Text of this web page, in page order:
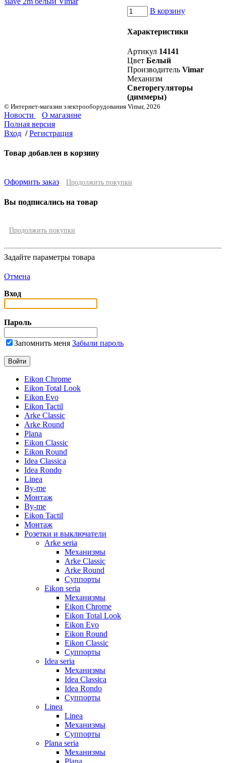
В корзину
Характеристики
Артикул 14141
Цвет Белый
Производитель Vimar
Механизм
Светорегуляторы
(диммеры)
© Интернет-магазин электрооборудования Vimar, 2026
Новости
О магазине
Полная версия
Вход / Регистрация
Товар добавлен в корзину
Оформить заказ Продолжить покупки
Вы подписались на товар
Продолжить покупки
Задайте параметры товара
Отмена
Вход
Пароль
Запомнить меня Забыли пароль
Eikon Chrome
Eikon Total Look
Eikon Evo
Eikon Tactil
Arke Classic
Arke Round
Plana
Eikon Classic
Eikon Round
Idea Classica
Idea Rondo
Linea
By-me
Монтаж
By-me
Eikon Tactil
Монтаж
Розетки и выключатели
Arke seria
Механизмы
Arke Classic
Arke Round
Суппорты
Eikon seria
Механизмы
Eikon Chrome
Eikon Total Look
Eikon Evo
Eikon Round
Eikon Classic
Суппорты
Idea seria
Механизмы
Idea Classica
Idea Rondo
Суппорты
Linea
Linea
Механизмы
Суппорты
Plana seria
Механизмы
Plana